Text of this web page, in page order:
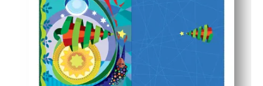
Stampe su carta standard o A4 per una facile